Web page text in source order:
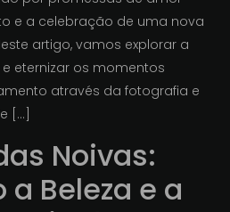
e a celebração de uma nova
artigo, vamos explorar a
eternizar os momentos
através da fotografia e
[…]
Noivas:
Beleza e a